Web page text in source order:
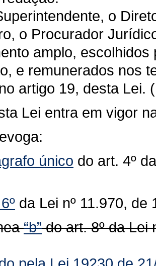
o
o Procurador
amplo,
e remunerados nos
artigo 19, desta Lei.
Lei entra em vigor
único do art. 4º
da Lei nº 11.970,
“b”do art. 8º da Lei